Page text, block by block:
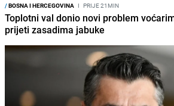
/BOSNA I HERCEGOVINA I PRIJE 21MIN
Toplotni val donio novi problem
prijeti zasadima jabuke